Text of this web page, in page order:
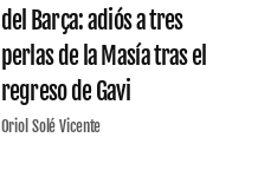
del Barça: adiós a tres
perlas de la Masía tras el
regreso de Gavi
Oriol Solé Vicente